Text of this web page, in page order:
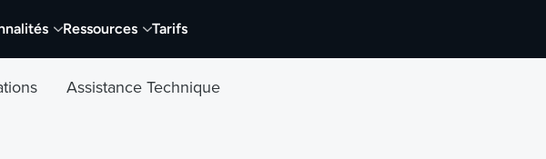
Ressources Tarifs
Assistance Technique